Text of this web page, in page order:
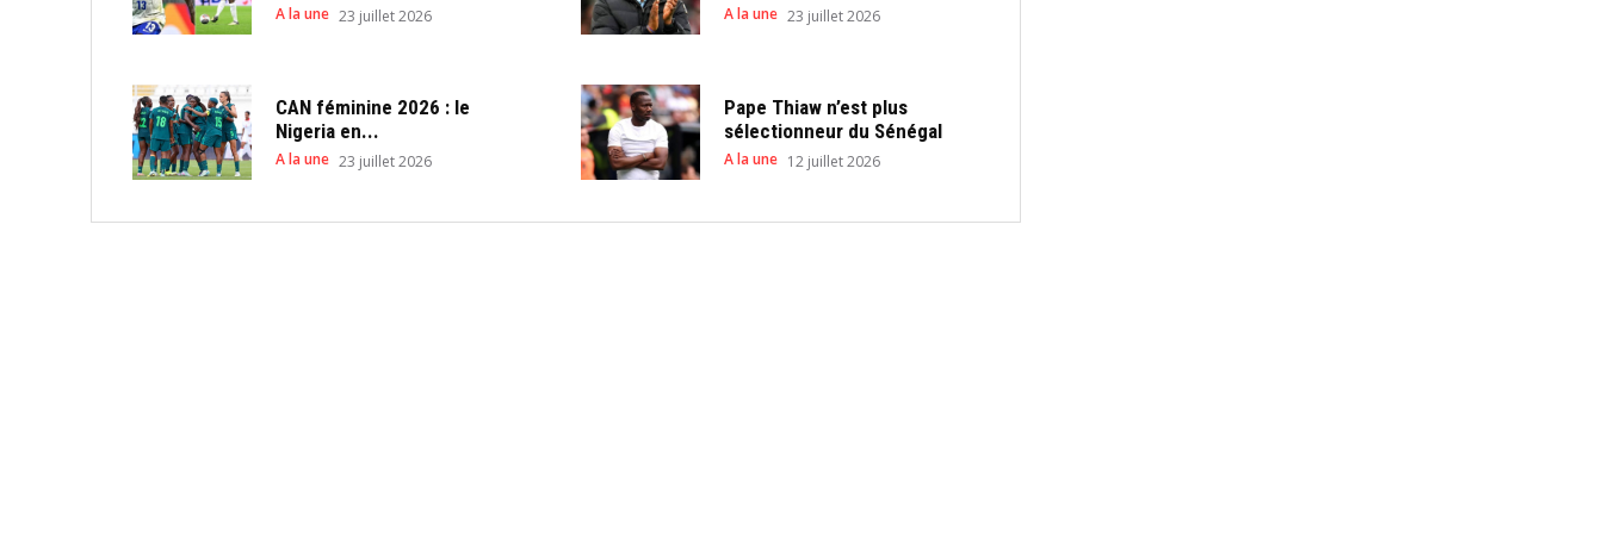
A la une 23 juillet 2026 A la une 23 juillet 2026
CAN féminine 2026 : le
Nigeria en...
A la une 23 juillet 2026
Pape Thiaw n’est plus
sélectionneur du Sénégal
A la une 12 juillet 2026